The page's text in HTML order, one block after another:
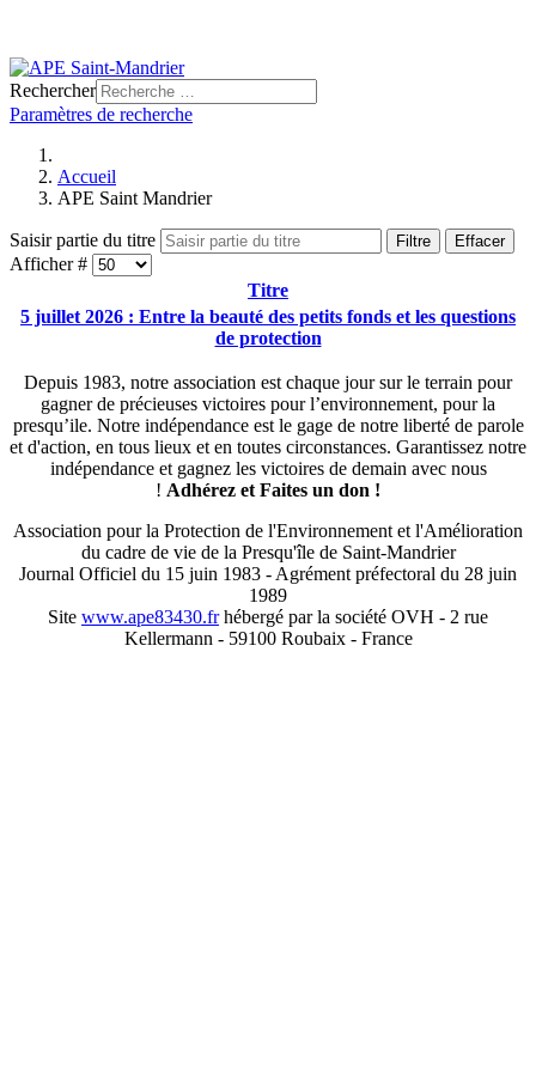
Rechercher
Paramètres de recherche
Accueil
APE Saint Mandrier
Saisir partie du titre Filtre Effacer
Afficher #
Titre
5 juillet 2026 : Entre la beauté des petits fonds et les questions
de protection
Depuis 1983, notre association est chaque jour sur le terrain pour
gagner de précieuses victoires pour l’environnement, pour la
presqu’ile. Notre indépendance est le gage de notre liberté de parole
et d'action, en tous lieux et en toutes circonstances. Garantissez notre
indépendance et gagnez les victoires de demain avec nous
! Adhérez et Faites un don !
Association pour la Protection de l'Environnement et l'Amélioration
du cadre de vie de la Presqu'île de Saint-Mandrier
Journal Officiel du 15 juin 1983 - Agrément préfectoral du 28 juin
1989
Site www.ape83430.frhébergé par la société OVH - 2 rue
Kellermann - 59100 Roubaix - France